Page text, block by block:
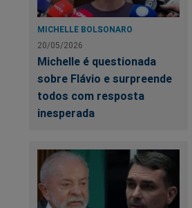
MICHELLE BOLSONARO
20/05/2026
Michelle é questionada
sobre Flávio e surpreende
todos com resposta
inesperada